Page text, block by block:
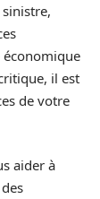
économique
il est
de votre
aider à